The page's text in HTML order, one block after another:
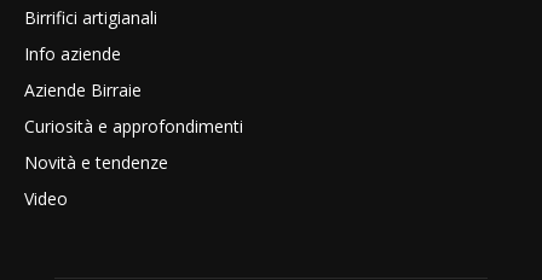
Birrifici artigianali
Info aziende
Aziende Birraie
Curiosità e approfondimenti
Novità e tendenze
Video